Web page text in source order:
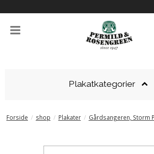
Plakatkategorier
Forside / shop / Plakater / Gårdsangeren, Storm P